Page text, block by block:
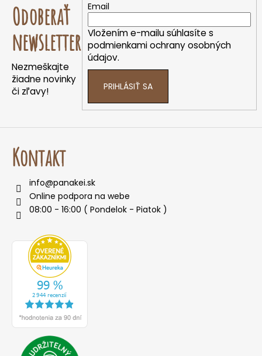
Odoberať
newsletter
Nezmeškajte
žiadne novinky
či zľavy!
Email
Vložením e-mailu súhlasíte s
podmienkami ochrany osobných
údajov.
PRIHLÁSIŤ SA
Kontakt
info@panakei.sk
Online podpora na webe
08:00 - 16:00 ( Pondelok - Piatok )